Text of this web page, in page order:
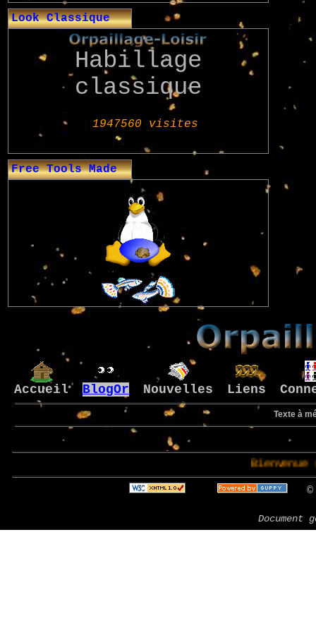
Look Classique
Habillage
classique
Free Tools Made
Accueil BlogOr Nouvelles Liens
Texte à
Bienvenue sur
©
Document